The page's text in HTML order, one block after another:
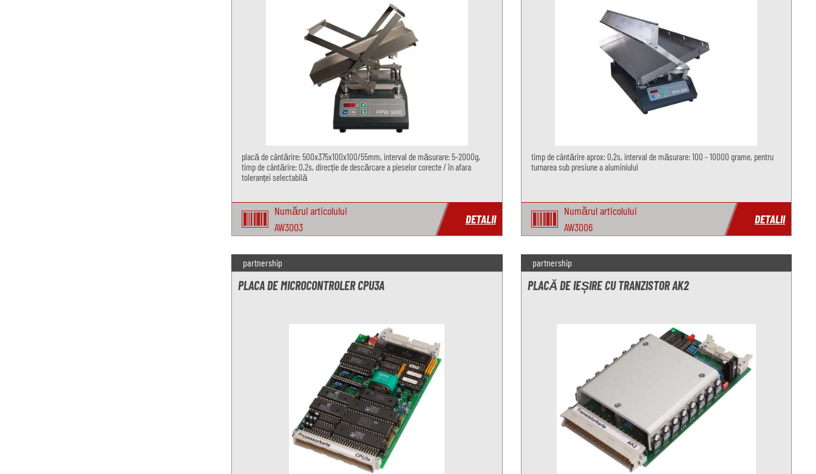
placă de cântărire: 500x375x100x100/55mm, interval de măsurare: 5-2000g,
timp de cântărire: 0,2s, direcție de descărcare a pieselor corecte / în afara
toleranței selectabilă
Numărul articolului
AW3003
DETALII
timp de cântărire aprox: 0,2s, interval de măsurare: 100 - 10000 grame, pentru
turnarea sub presiune a aluminiului
Numărul articolului
AW3006
DETALII
partnership
PLACA DE MICROCONTROLER CPU3A
partnership
PLACĂ DE IEȘIRE CU TRANZISTOR AK2